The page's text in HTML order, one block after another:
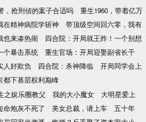
，抢刑侦的案子合适吗
重生1960，带着亿万
在精神病院学斩神
带顶级空间回六零，我有
也来凑热闹
四合院：开局就王炸！一个别想
个暴击系统
重生官场：开局迎娶副省长千
人好欺负 四合院：杀神降临
开局同学会上
都下基层权利巅峰
之娱乐圈教父 我的大小魔女
大明星爱上
命炮灰不死了 美女总裁，请上车
五十年